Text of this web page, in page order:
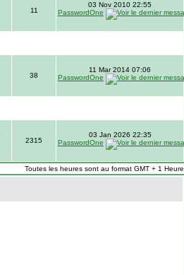
11
03 Nov 2010 22:55
PasswordOne
38
11 Mar 2014 07:06
PasswordOne
2315
03 Jan 2026 22:35
PasswordOne
Toutes les heures sont au format GMT + 1 Heure